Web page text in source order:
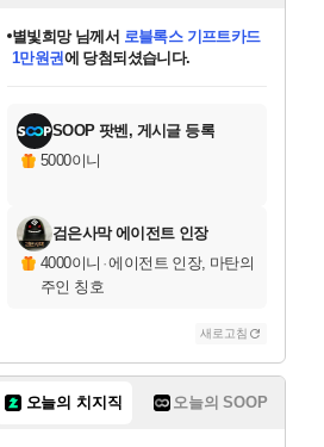
교환.
당첨되셨습니다.
당첨되셨습니다.
당첨되셨습니다.
별빛희망님께서 로블록스 기프트카드
1만원권에 당첨되셨습니다.
당첨되셨습니다.
당첨되셨습니다.
당첨되셨습니다.
당첨되셨습니다.
에디션 (스팀코드) 를 교환.
당첨되셨습니다.
SOOP 팟벤, 게시글 등록
5000이니
검은사막 에이전트 인장
4000이니 ·에이전트 인장, 마탄의
주인 칭호
새로고침
오늘의 치지직 오늘의 SOOP